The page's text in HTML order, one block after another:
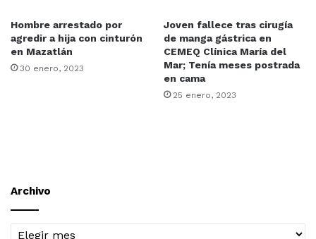
Hombre arrestado por
agredir a hija con cinturón
en Mazatlán
30 enero, 2023
Joven fallece tras cirugía
de manga gástrica en
CEMEQ Clínica María del
Mar; Tenía meses postrada
en cama
25 enero, 2023
Archivo
Archivo